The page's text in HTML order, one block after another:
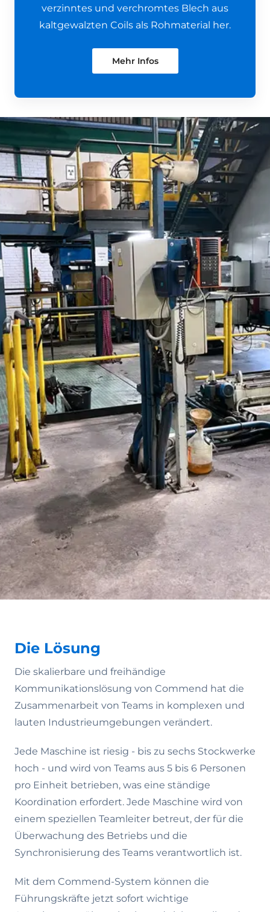
verzinntes und verchromtes Blech aus
kaltgewalzten Coils als Rohmaterial her.
Mehr Infos
Die Lösung
Die skalierbare und freihändige
Kommunikationslösung von Commend hat die
Zusammenarbeit von Teams in komplexen und
lauten Industrieumgebungen verändert.
Jede Maschine ist riesig - bis zu sechs Stockwerke
hoch - und wird von Teams aus 5 bis 6 Personen
pro Einheit betrieben, was eine ständige
Koordination erfordert. Jede Maschine wird von
einem speziellen Teamleiter betreut, der für die
Überwachung des Betriebs und die
Synchronisierung des Teams verantwortlich ist.
Mit dem Commend-System können die
Führungskräfte jetzt sofort wichtige